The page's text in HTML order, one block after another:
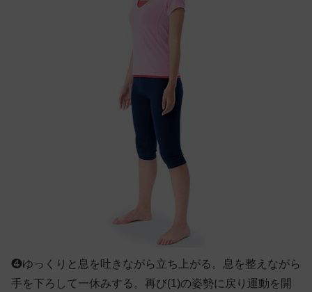
❹ゆっくりと息を吐きながら立ち上がる。息を整えながら
手を下ろして一休みする。再び(1)の姿勢に戻り運動を開